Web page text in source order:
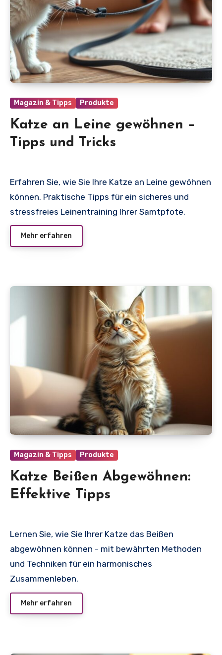
Magazin & Tipps Produkte
Katze an Leine gewöhnen –
Tipps und Tricks
Erfahren Sie, wie Sie Ihre Katze an Leine gewöhnen
können. Praktische Tipps für ein sicheres und
stressfreies Leinentraining Ihrer Samtpfote.
Mehr erfahren
Magazin & Tipps Produkte
Katze Beißen Abgewöhnen:
Effektive Tipps
Lernen Sie, wie Sie Ihrer Katze das Beißen
abgewöhnen können - mit bewährten Methoden
und Techniken für ein harmonisches
Zusammenleben.
Mehr erfahren